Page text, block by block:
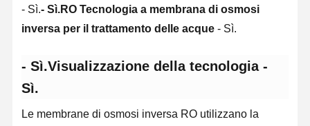
- Sì.- Sì.RO Tecnologia a membrana di osmosi
inversa per il trattamento delle acque - Sì.
- Sì.Visualizzazione della tecnologia -
Sì.
Le membrane di osmosi inversa RO utilizzano la